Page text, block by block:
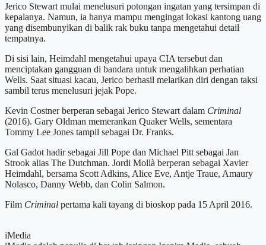
Jerico Stewart mulai menelusuri potongan ingatan yang tersimpan di
kepalanya. Namun, ia hanya mampu mengingat lokasi kantong uang
yang disembunyikan di balik rak buku tanpa mengetahui detail
tempatnya.
Di sisi lain, Heimdahl mengetahui upaya CIA tersebut dan
menciptakan gangguan di bandara untuk mengalihkan perhatian
Wells. Saat situasi kacau, Jerico berhasil melarikan diri dengan taksi
sambil terus menelusuri jejak Pope.
Kevin Costner berperan sebagai Jerico Stewart dalam Criminal
(2016). Gary Oldman memerankan Quaker Wells, sementara
Tommy Lee Jones tampil sebagai Dr. Franks.
Gal Gadot hadir sebagai Jill Pope dan Michael Pitt sebagai Jan
Strook alias The Dutchman. Jordi Mollà berperan sebagai Xavier
Heimdahl, bersama Scott Adkins, Alice Eve, Antje Traue, Amaury
Nolasco, Danny Webb, dan Colin Salmon.
Film Criminal pertama kali tayang di bioskop pada 15 April 2016.
iMedia